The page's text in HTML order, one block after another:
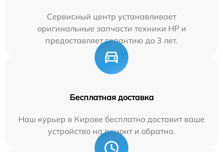
Сервисный центр устанавливает
оригинальные запчасти техники HP и
предоставляет гарантию до 3 лет.
Бесплатная доставка
Наш курьер в Кирове бесплатно доставит ваше
устройство на ремонт и обратно.